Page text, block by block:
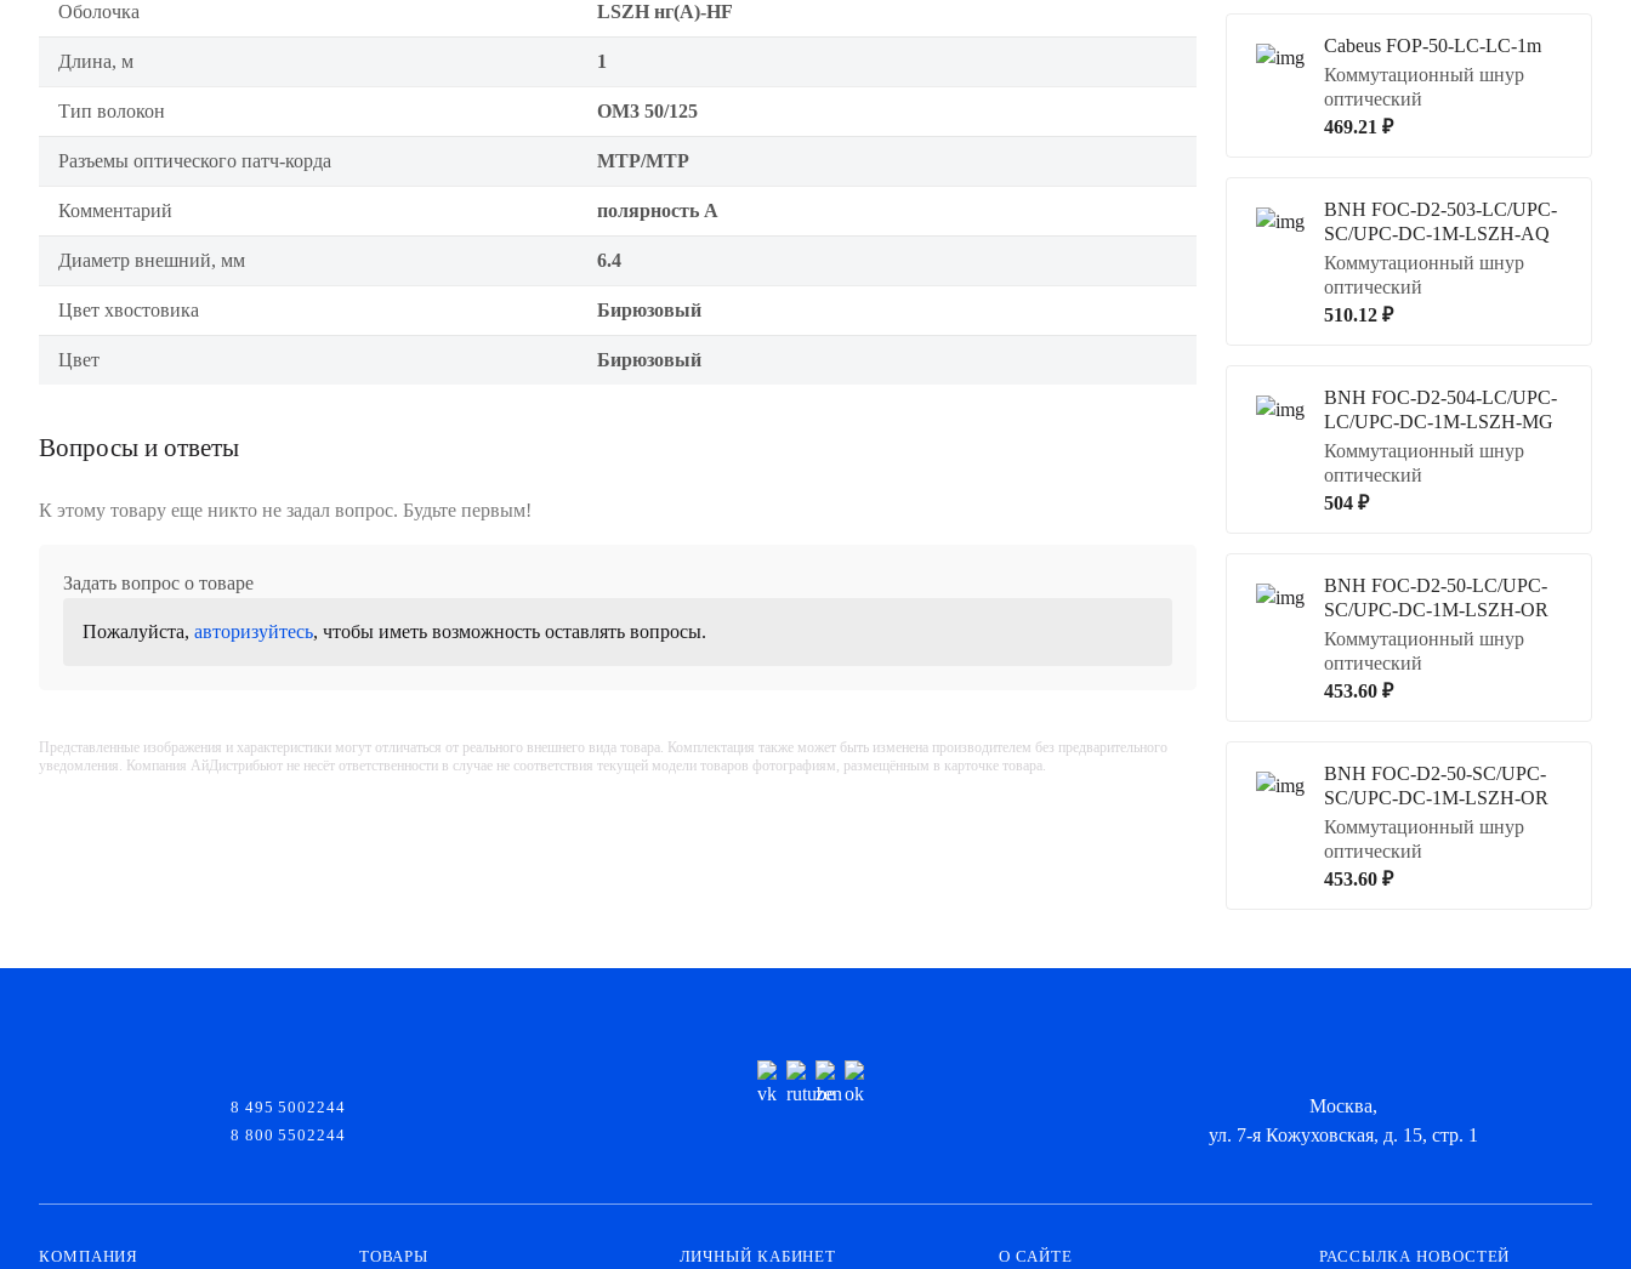
Оболочка LSZH нг(A)-HF
Длина, м 1
Тип волокон OM3 50/125
Разъемы оптического патч-корда MTP/MTP
Комментарий полярность A
Диаметр внешний, мм 6.4
Цвет хвостовика Бирюзовый
Цвет Бирюзовый
Вопросы и ответы
К этому товару еще никто не задал вопрос. Будьте первым!
Задать вопрос о товаре
Пожалуйста, авторизуйтесь, чтобы иметь возможность оставлять вопросы.
Представленные изображения и характеристики могут отличаться от реального внешнего вида товара. Комплектация также может быть изменена производителем без предварительного
уведомления. Компания АйДистрибьют не несёт ответственности в случае не соответствия текущей модели товаров фотографиям, размещённым в карточке товара.
Cabeus FOP-50-LC-LC-1m
Коммутационный шнур
оптический
469.21 ₽
BNH FOC-D2-503-LC/UPC-
SC/UPC-DC-1M-LSZH-AQ
Коммутационный шнур
оптический
510.12 ₽
BNH FOC-D2-504-LC/UPC-
LC/UPC-DC-1M-LSZH-MG
Коммутационный шнур
оптический
504 ₽
BNH FOC-D2-50-LC/UPC-
SC/UPC-DC-1M-LSZH-OR
Коммутационный шнур
оптический
453.60 ₽
BNH FOC-D2-50-SC/UPC-
SC/UPC-DC-1M-LSZH-OR
Коммутационный шнур
оптический
453.60 ₽
8 495 5002244
8 800 5502244
Москва,
ул. 7-я Кожуховская, д. 15, стр. 1
КОМПАНИЯ ТОВАРЫ ЛИЧНЫЙ КАБИНЕТ О САЙТЕ РАССЫЛКА НОВОСТЕЙ